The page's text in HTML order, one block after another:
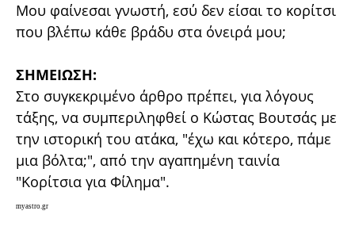
Μου φαίνεσαι γνωστή, εσύ δεν είσαι το κορίτσι
που βλέπω κάθε βράδυ στα όνειρά μου;
ΣΗΜΕΙΩΣΗ:
Στο συγκεκριμένο άρθρο πρέπει, για λόγους
τάξης, να συμπεριληφθεί ο Κώστας Βουτσάς με
την ιστορική του ατάκα, "έχω και κότερο, πάμε
μια βόλτα;", από την αγαπημένη ταινία
"Κορίτσια για Φίλημα".
myastro.gr